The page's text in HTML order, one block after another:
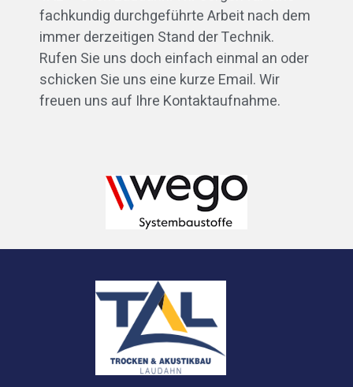
fachkundig durchgeführte Arbeit nach dem
immer derzeitigen Stand der Technik.
Rufen Sie uns doch einfach einmal an oder
schicken Sie uns eine kurze Email. Wir
freuen uns auf Ihre Kontaktaufnahme.